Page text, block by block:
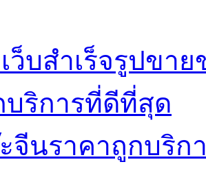
ว็บสำเร็จรูปขา
บริการที่ดีที่สุด
จีนราคาถูกบริก